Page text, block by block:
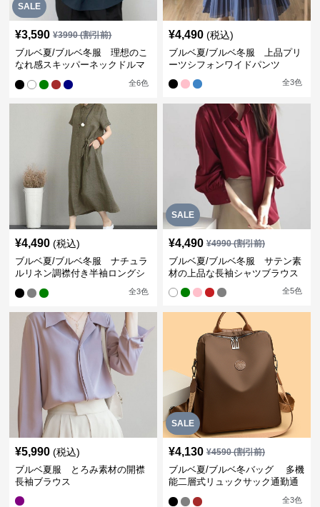
SALE
¥3,590 ¥3990(割引前)
ブルベ夏/ブルベ冬服 理想のこ
なれ感スキッパーネックドルマ
全6色
¥4,490 (税込)
ブルベ夏/ブルベ冬服 上品プリ
ーツシフォンワイドパンツ
全3色
¥4,490 (税込)
ブルベ夏/ブルベ冬服 ナチュラ
ルリネン調襟付き半袖ロングシ
全3色
SALE
¥4,490 ¥4990(割引前)
ブルベ夏/ブルベ冬服 サテン素
材の上品な長袖シャツブラウス
全5色
¥5,990 (税込)
ブルベ夏服 とろみ素材の開襟
長袖ブラウス
SALE
¥4,130 ¥4590(割引前)
ブルベ夏/ブルベ冬バッグ 多機
能二層式リュックサック通勤通
全3色